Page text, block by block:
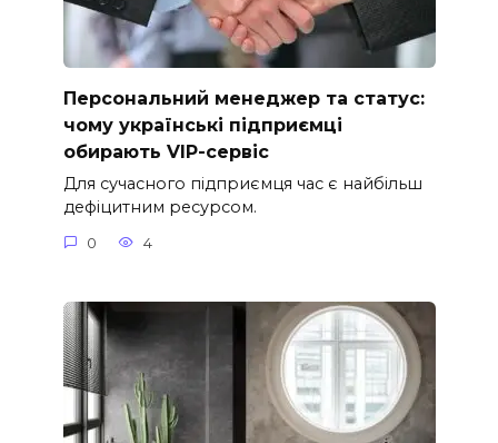
Персональний менеджер та статус:
чому українські підприємці
обирають VIP-сервіс
Для сучасного підприємця час є найбільш
дефіцитним ресурсом.
0 4